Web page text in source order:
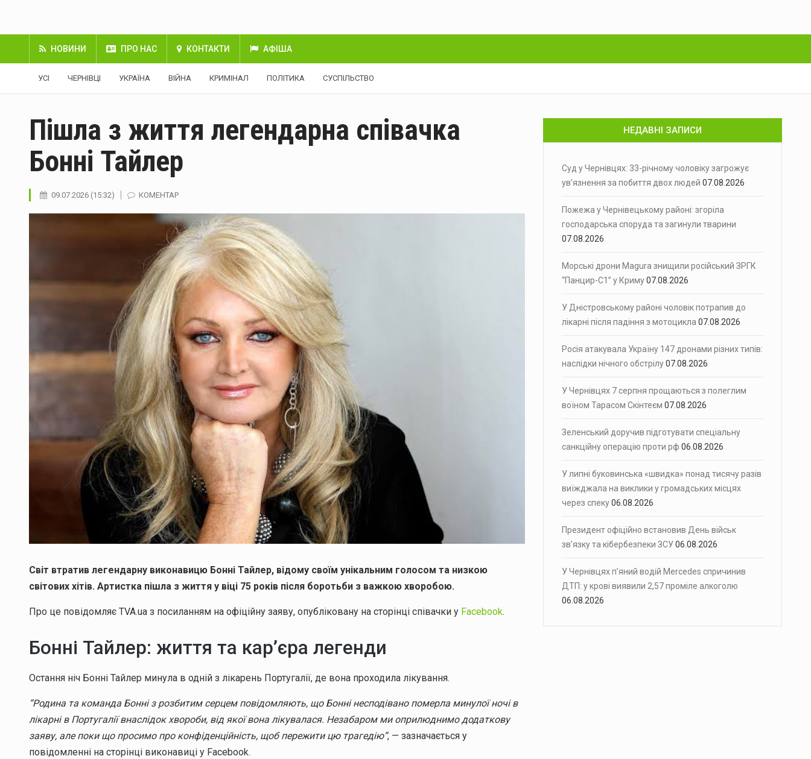
НОВИНИ ПРО НАС КОНТАКТИ АФІША
УСІ ЧЕРНІВЦІ УКРАЇНА ВІЙНА КРИМІНАЛ ПОЛІТИКА СУСПІЛЬСТВО
Пішла з життя легендарна співачка
Бонні Тайлер
09.07.2026 (15:32) КОМЕНТАР
Світ втратив легендарну виконавицю Бонні Тайлер, відому своїм унікальним голосом та низкою
світових хітів. Артистка пішла з життя у віці 75 років після боротьби з важкою хворобою.
Про це повідомляє TVA.ua з посиланням на офіційну заяву, опубліковану на сторінці співачки у Facebook.
Бонні Тайлер: життя та кар’єра легенди
Остання ніч Бонні Тайлер минула в одній з лікарень Португалії, де вона проходила лікування.
“Родина та команда Бонні з розбитим серцем повідомляють, що Бонні несподівано померла минулої ночі в
лікарні в Португалії внаслідок хвороби, від якої вона лікувалася. Незабаром ми оприлюднимо додаткову
заяву, але поки що просимо про конфіденційність, щоб пережити цю трагедію”, — зазначається у
повідомленні на сторінці виконавиці у Facebook.
НЕДАВНІ ЗАПИСИ
Суд у Чернівцях: 33-річному чоловіку загрожує
ув’язнення за побиття двох людей 07.08.2026
Пожежа у Чернівецькому районі: згоріла
господарська споруда та загинули тварини
07.08.2026
Морські дрони Magura знищили російський ЗРГК
“Панцир-С1” у Криму07.08.2026
У Дністровському районі чоловік потрапив до
лікарні після падіння з мотоцикла 07.08.2026
Росія атакувала Україну 147 дронами різних типів:
наслідки нічного обстрілу07.08.2026
У Чернівцях 7 серпня прощаються з полеглим
воїном Тарасом Скінтеєм 07.08.2026
Зеленський доручив підготувати спеціальну
санкційну операцію проти рф 06.08.2026
У липні буковинська «швидка» понад тисячу разів
виїжджала на виклики у громадських місцях
через спеку06.08.2026
Президент офіційно встановив День військ
зв’язку та кібербезпеки ЗСУ06.08.2026
У Чернівцях п’яний водій Mercedes спричинив
ДТП: у крові виявили 2,57 проміле алкоголю
06.08.2026